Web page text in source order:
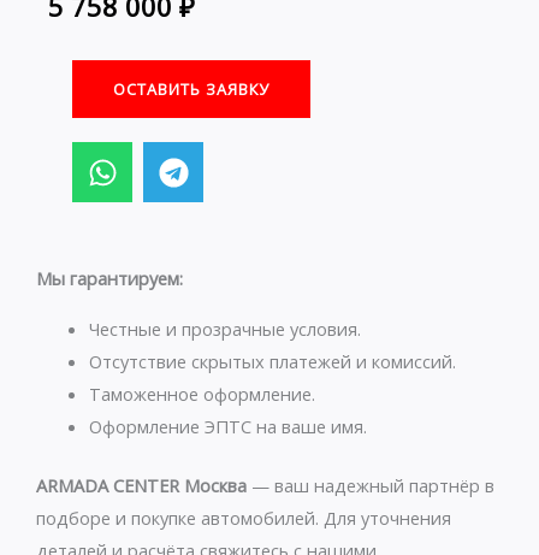
ОСТАВИТЬ ЗАЯВКУ
W
h
a
s
p
p
T
e
l
g
a
m
Мы гарантируем:
Честные и прозрачные условия.
Отсутствие скрытых платежей и комиссий.
Таможенное оформление.
Оформление ЭПТС на ваше имя.
ARMADA CENTER Москва — ваш надежный партнёр в
подборе и покупке автомобилей. Для уточнения
деталей и расчёта свяжитесь с нашими